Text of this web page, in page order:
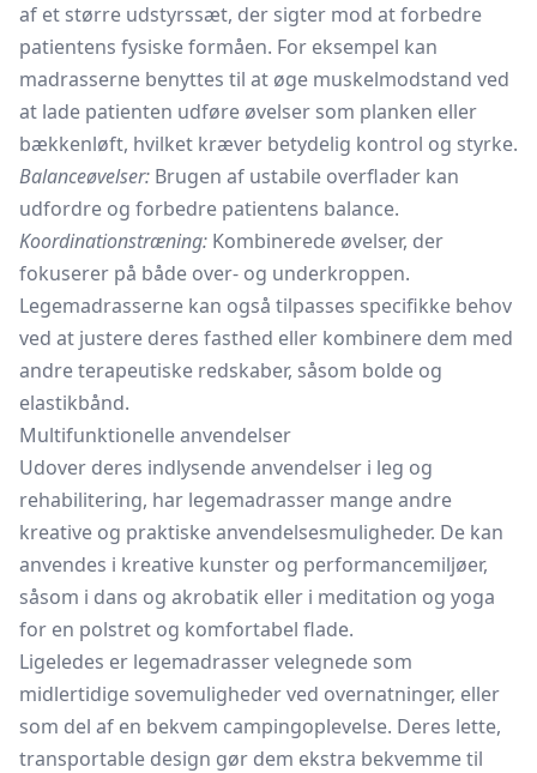
af et større udstyrssæt, der sigter mod at forbedre
patientens fysiske formåen. For eksempel kan
madrasserne benyttes til at øge muskelmodstand ved
at lade patienten udføre øvelser som planken eller
bækkenløft, hvilket kræver betydelig kontrol og styrke.
Balanceøvelser: Brugen af ustabile overflader kan
udfordre og forbedre patientens balance.
Koordinationstræning: Kombinerede øvelser, der
fokuserer på både over- og underkroppen.
Legemadrasserne kan også tilpasses specifikke behov
ved at justere deres fasthed eller kombinere dem med
andre terapeutiske redskaber, såsom bolde og
elastikbånd.
Multifunktionelle anvendelser
Udover deres indlysende anvendelser i leg og
rehabilitering, har legemadrasser mange andre
kreative og praktiske anvendelsesmuligheder. De kan
anvendes i kreative kunster og performancemiljøer,
såsom i dans og akrobatik eller i meditation og yoga
for en polstret og komfortabel flade.
Ligeledes er legemadrasser velegnede som
midlertidige sovemuligheder ved overnatninger, eller
som del af en bekvem campingoplevelse. Deres lette,
transportable design gør dem ekstra bekvemme til